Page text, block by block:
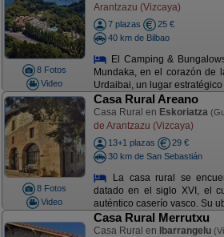
8 Fotos
Video
Arantzazu (Vizcaya)
7 plazas
25 €
40 km de Bilbao
El Camping &
Mundaka, en el corazón de
Urdaibai, un lugar estratégico
8 Fotos
Video
Casa Rural Areano
Casa Rural en Eskoriatza
de Arantzazu (Vizcaya)
13+1 plazas
29 €
30 km de San Sebastián
La casa rural se
datado en el siglo XVI, el
auténtico caserío vasco. Su
Casa Rural Merrutxu
Casa Rural en Ibarrangelu